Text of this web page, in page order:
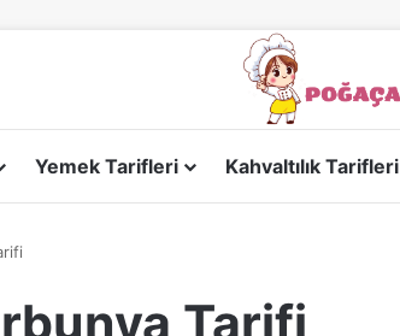
Yemek Tarifleri Kahvaltılık Tarifleri
Tarifi